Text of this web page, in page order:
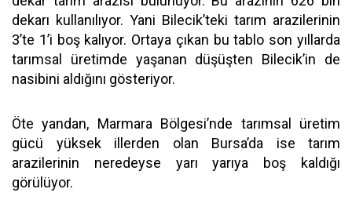
dekarı kullanılıyor. Yani Bilecik’teki tarım arazilerinin
3’te 1’i boş kalıyor. Ortaya çıkan bu tablo son yıllarda
tarımsal üretimde yaşanan düşüşten Bilecik’in de
nasibini aldığını gösteriyor.
Öte yandan, Marmara Bölgesi’nde tarımsal üretim
gücü yüksek illerden olan Bursa’da ise tarım
arazilerinin neredeyse yarı yarıya boş kaldığı
görülüyor.